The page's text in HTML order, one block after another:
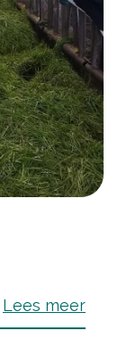
Lees meer